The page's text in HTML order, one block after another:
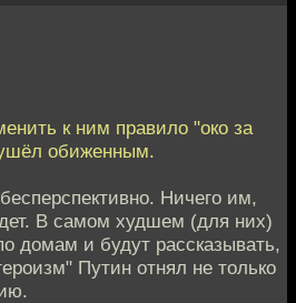
к ним правило "око за
обиженным.
Ничего им,
В самом худшем (для них)
домам и будут рассказывать,
Путин отнял не только